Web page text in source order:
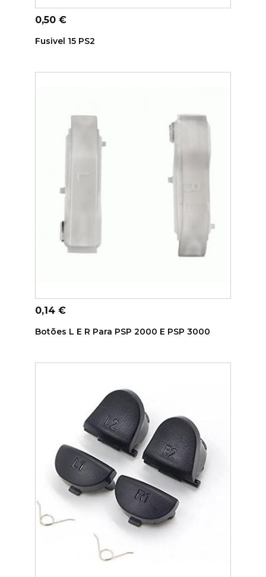
ADICIONAR AO CARRINHO
Preço
0,50 €
Fusivel 15 PS2
ADICIONAR AO CARRINHO
Preço
0,14 €
Botões L E R Para PSP 2000 E PSP 3000